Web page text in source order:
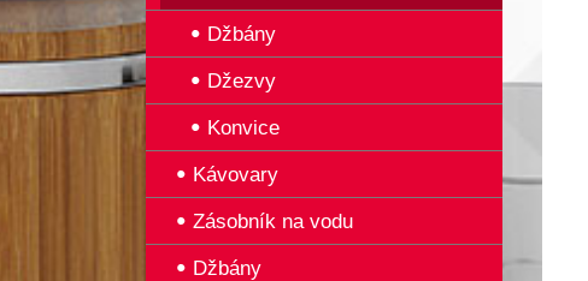
Džbány
Džezvy
Konvice
Kávovary
Zásobník na vodu
Džbány